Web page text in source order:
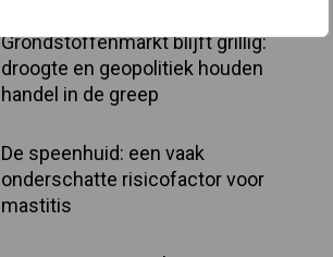
Grondstoffenmarkt blijft grillig:
droogte en geopolitiek houden
handel in de greep
De speenhuid: een vaak
onderschatte risicofactor voor
mastitis